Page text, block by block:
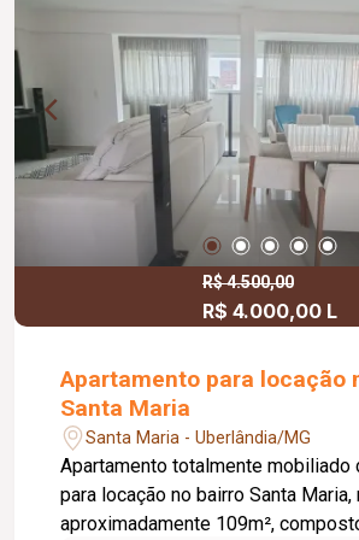
R$ 4.500,00
R$ 4.000,00 L
Apartamento para locação
Santa Maria
Santa Maria - Uberlândia/MG
Apartamento totalmente mobiliado
para locação no bairro Santa
aproximadamente 109m²,